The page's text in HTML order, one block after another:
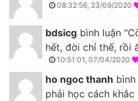
08:32:56, 23/09/2020
bdsicg bình luận
hết, đời chỉ thế, rồi
10:51:01, 07/04/2020
ho ngoc thanh
phải học cách